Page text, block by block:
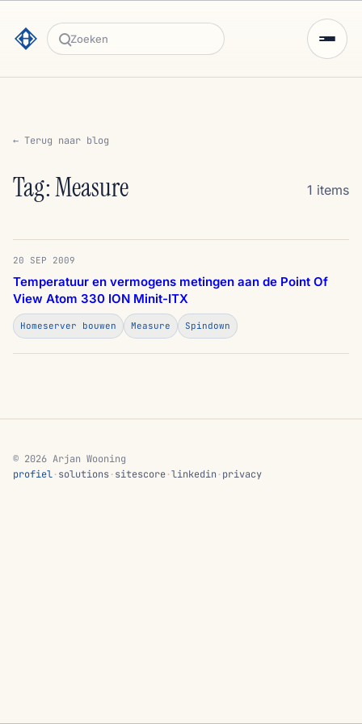
Zoeken
← Terug naar blog
Tag: Measure 1 items
20 SEP 2009
Temperatuur en vermogens metingen aan de Point Of
View Atom 330 ION Minit-ITX
Homeserver bouwen Measure Spindown
© 2026 Arjan Wooning
profiel·solutions·sitescore·linkedin ·privacy